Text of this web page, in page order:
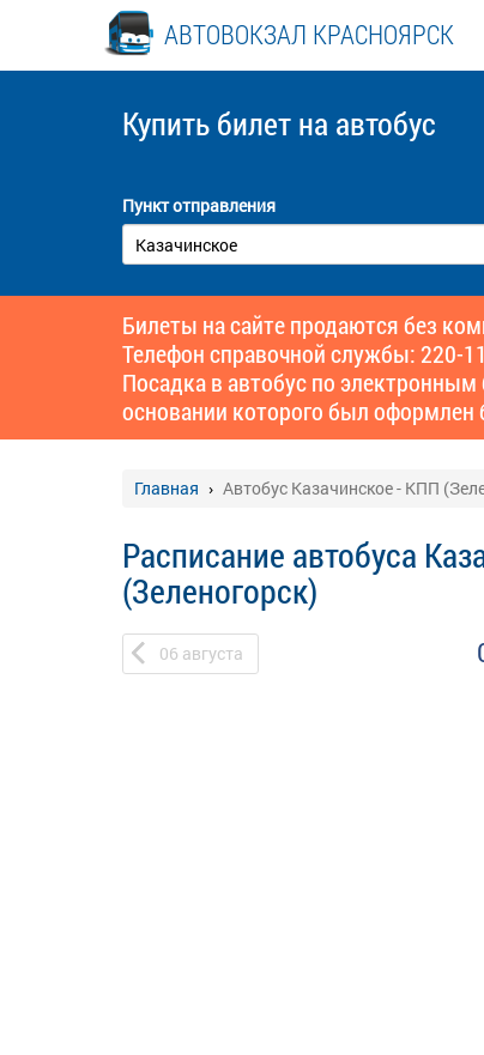
АВТОВОКЗАЛ КРАСНОЯРСК
Купить билет на автобус
Пункт отправления
Билеты на сайте продаются без
Телефон справочной службы: 220-
Посадка в автобус по
основании которого был оформлен
Главная Автобус Казачинское - КПП
Расписание автобуса
(Зеленогорск)
06 августа